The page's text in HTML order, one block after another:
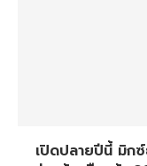
เปิดปลายปีนี้ มิก